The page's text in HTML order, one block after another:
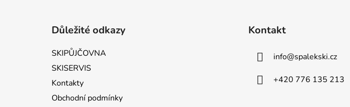
Důležité odkazy
SKIPŮJČOVNA
SKISERVIS
Kontakty
Obchodní podmínky
Kontakt
info@spalekski.cz
+420 776 135 213